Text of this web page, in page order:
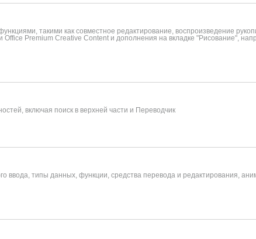
такими как совместное редактирование, воспроизведение
Premium Creative Content и дополнения на вкладке "Рисование",
включая поиск в верхней части и Переводчик
ввода, типы данных, функции, средства перевода и редактирования,